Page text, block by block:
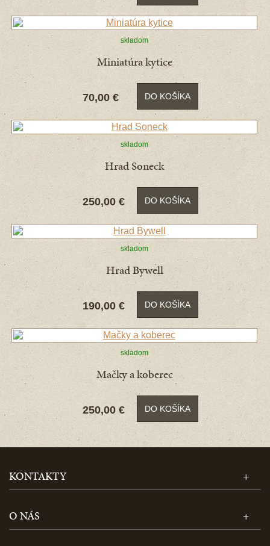
skladom
Miniatúra kytice
70,00 € DO KOŠÍKA
skladom
Hrad Soneck
250,00 € DO KOŠÍKA
skladom
Hrad Bywell
190,00 € DO KOŠÍKA
skladom
Mačky a koberec
250,00 € DO KOŠÍKA
KONTAKTY
O NÁS